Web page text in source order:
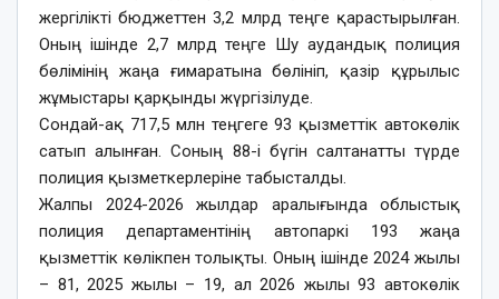
жергілікті бюджеттен 3,2 млрд теңге қарастырылған.
Оның ішінде 2,7 млрд теңге Шу аудандық полиция
бөлімінің жаңа ғимаратына бөлініп, қазір құрылыс
жұмыстары қарқынды жүргізілуде.
Сондай-ақ 717,5 млн теңгеге 93 қызметтік автокөлік
сатып алынған. Соның 88-і бүгін салтанатты түрде
полиция қызметкерлеріне табысталды.
Жалпы 2024-2026 жылдар аралығында облыстық
полиция департаментінің автопаркі 193 жаңа
қызметтік көлікпен толықты. Оның ішінде 2024 жылы
– 81, 2025 жылы – 19, ал 2026 жылы 93 автокөлік